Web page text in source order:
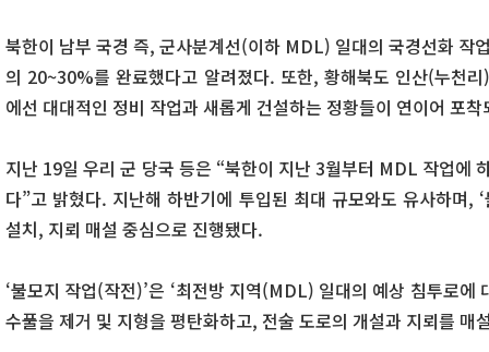
북한이 남부 국경 즉, 군사분계선(이하 MDL) 일대의 국경선화 작
의 20~30%를 완료했다고 알려졌다. 또한, 황해북도 인산(누천
에선 대대적인 정비 작업과 새롭게 건설하는 정황들이 연이어 포
지난 19일 우리 군 당국 등은 “북한이 지난 3월부터 MDL 작업에
다”고 밝혔다. 지난해 하반기에 투입된 최대 규모와도 유사하며,
설치, 지뢰 매설 중심으로 진행됐다.
‘불모지 작업(작전)’은 ‘최전방 지역(MDL) 일대의 예상 침투로
수풀을 제거 및 지형을 평탄화하고, 전술 도로의 개설과 지뢰를 매